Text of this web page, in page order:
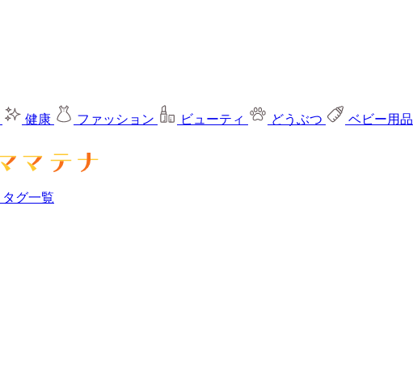
健康 ファッション ビューティ どうぶつ ベビー用品
タグ一覧